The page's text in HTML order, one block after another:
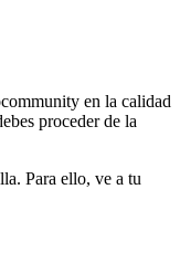
en la calidad
proceder de la
Para ello, ve a tu